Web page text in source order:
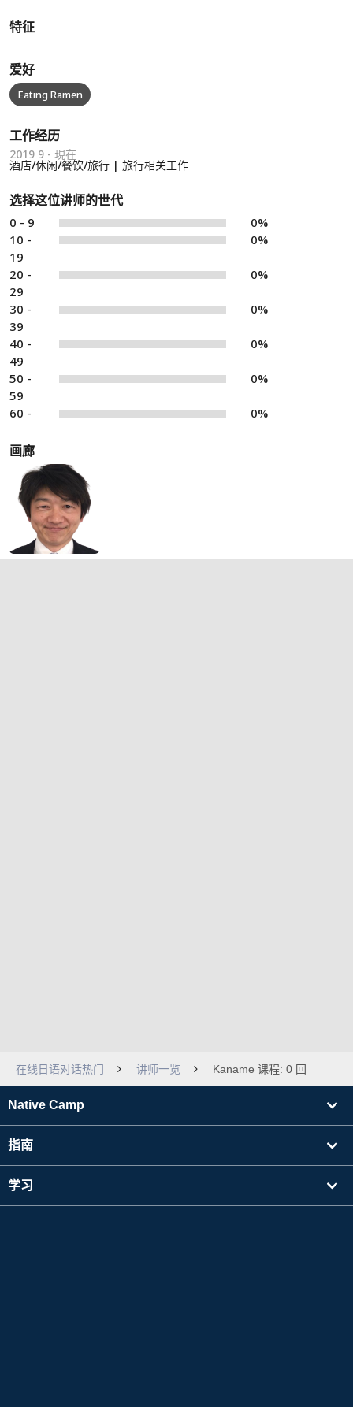
特征
爱好
Eating Ramen
工作经历
2019 9 - 現在
酒店/休闲/餐饮/旅行 | 旅行相关工作
选择这位讲师的世代
0 - 9
0%
10 -
19
0%
20 -
29
0%
30 -
39
0%
40 -
49
0%
50 -
59
0%
60 - 0%
画廊
在线日语对话热门 讲师一览 Kaname 课程: 0 回
Native Camp
指南
学习